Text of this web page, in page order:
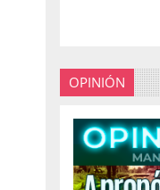
OPINIÓN